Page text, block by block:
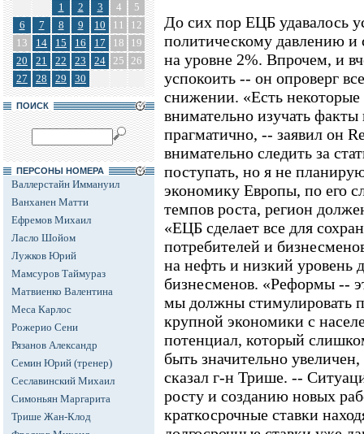
1 2 3 4
5
6
7 8 9 10 11
12
13
14 15 16 17 18
19
20
21 22 23 24 25 26
27
28 29 30
ПОИСК
ПЕРСОНЫ НОМЕРА
Валлерстайн Иммануил
Ванханен Матти
Ефремов Михаил
Ласло Шойом
Лужков Юрий
Мамсуров Таймураз
Матвиенко Валентина
Меса Карлос
Рожерио Сени
Рязанов Александр
Семин Юрий (тренер)
Сеславинский Михаил
Симоньян Маргарита
Трише Жан-Клод
До сих пор ЕЦБ удавалось
политическому давлению и
на уровне 2%. Впрочем, и
успокоить -- он опроверг
снижении. «Есть
внимательно изучать
прагматично, -- заявил он
внимательно следить за
поступать, но я не
экономику Европы, по его
темпов роста, регион
«ЕЦБ сделает все для
потребителей и
на нефть и низкий уровень
бизнесменов. «Реформы --
мы должны стимулировать
крупной экономики с
потенциал, который
быть значительно
сказал г-н Трише. --
росту и созданию новых
краткосрочные ставки